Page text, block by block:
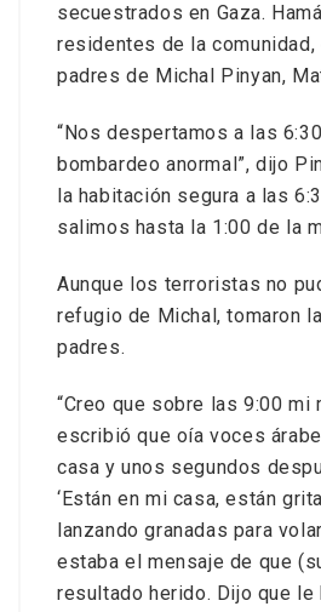
secuestrados en Gaza.
residentes de la
padres de Michal Pinyan,
“Nos despertamos a las
bombardeo anormal”, dijo
la habitación segura a las
salimos hasta la 1:00 de la
Aunque los terroristas no
refugio de Michal, tomaron
padres.
“Creo que sobre las 9:00 mi
escribió que oía voces
casa y unos segundos
‘Están en mi casa, están
lanzando granadas para
estaba el mensaje de que
resultado herido. Dijo que le